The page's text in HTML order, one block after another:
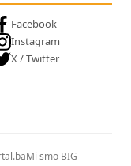
Facebook
Instagram
X / Twitter
Mi smo BIG